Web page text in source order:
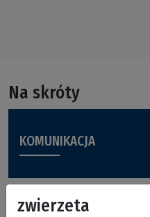
Na skróty
KOMUNIKACJA
zwierzeta